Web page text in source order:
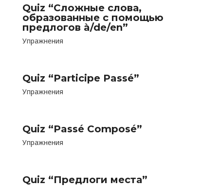
Quiz “Сложные слова,
образованные с помощью
предлогов à/de/en”
Упражнения
Quiz “Participe Passé”
Упражнения
Quiz “Passé Composé”
Упражнения
Quiz “Предлоги места”